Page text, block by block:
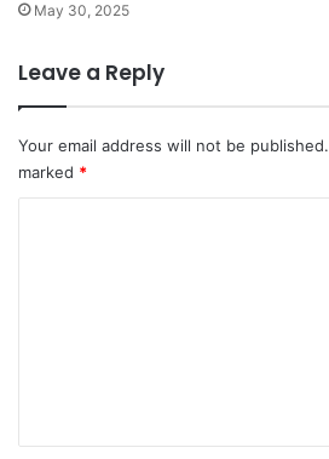
May 30, 2025
Leave a Reply
Your email address will not be published.
marked *